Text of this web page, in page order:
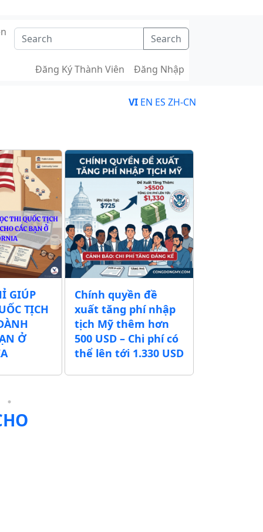
Search
Đăng Ký Thành Viên Đăng Nhập
VI EN ES ZH-CN
quyền đề
tăng phí nhập
Mỹ thêm hơn
USD – Chi phí có
lên tới 1.330 USD
CÙNG CỘNG ĐỒNG
MỸ NÂNG TẦM
THƯƠNG HIỆU VIỆT
TRÊN ĐẤT MỸ MÙA
HÈ 2026